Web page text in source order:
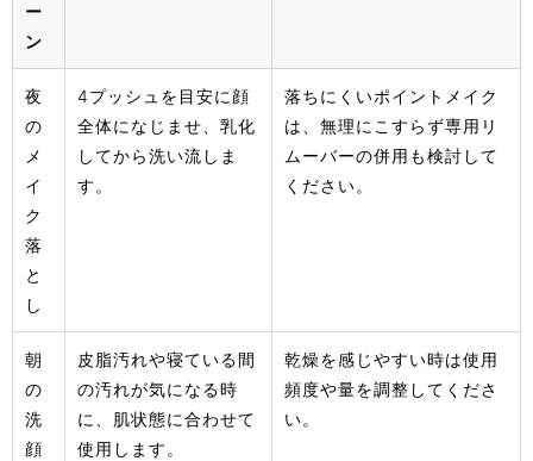
ー
ン
夜
の
メ
イ
ク
落
と
し
4プッシュを目安に顔
全体になじませ、乳化
してから洗い流しま
す。
落ちにくいポイントメイク
は、無理にこすらず専用リ
ムーバーの併用も検討して
ください。
朝
の
洗
顔
皮脂汚れや寝ている間
の汚れが気になる時
に、肌状態に合わせて
使用します。
乾燥を感じやすい時は使用
頻度や量を調整してくださ
い。